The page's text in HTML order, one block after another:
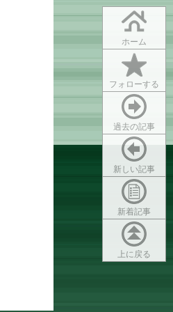
ホーム
フォローする
過去の記事
新しい記事
新着記事
上に戻る